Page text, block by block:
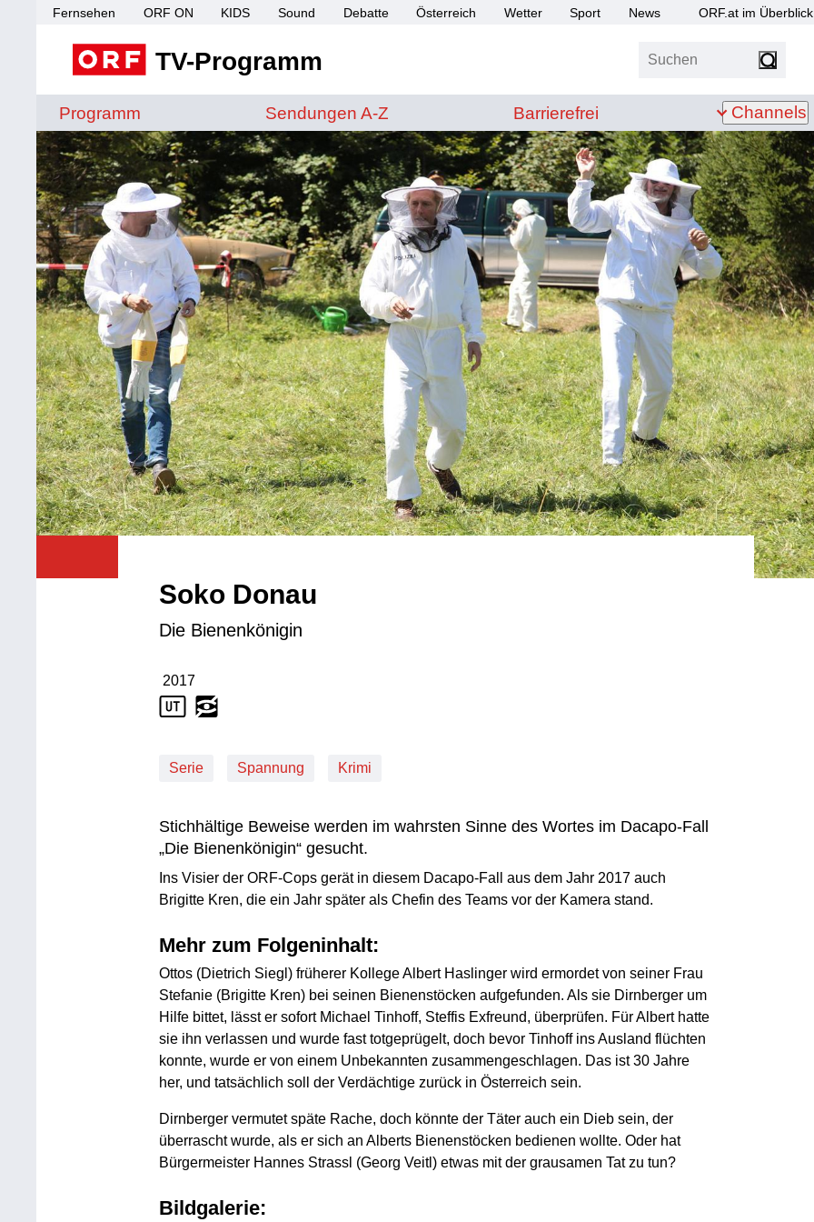
Fernsehen ORF ON KIDS Sound Debatte Österreich Wetter Sport News ORF.at im Überblick
TV-Programm Suchen
Programm Sendungen von A bis Z
Sendungen A-Z Barrierefrei
Barrierefrei Channels
Soko Donau
Die Bienenkönigin
Produktionsjahr: 2017
2017
Serie Spannung Krimi
Stichhältige Beweise werden im wahrsten Sinne des Wortes im Dacapo-Fall
„Die Bienenkönigin“ gesucht.
Ins Visier der ORF-Cops gerät in diesem Dacapo-Fall aus dem Jahr 2017 auch
Brigitte Kren, die ein Jahr später als Chefin des Teams vor der Kamera stand.
Mehr zum Folgeninhalt:
Ottos (Dietrich Siegl) früherer Kollege Albert Haslinger wird ermordet von seiner Frau
Stefanie (Brigitte Kren) bei seinen Bienenstöcken aufgefunden. Als sie Dirnberger um
Hilfe bittet, lässt er sofort Michael Tinhoff, Steffis Exfreund, überprüfen. Für Albert hatte
sie ihn verlassen und wurde fast totgeprügelt, doch bevor Tinhoff ins Ausland flüchten
konnte, wurde er von einem Unbekannten zusammengeschlagen. Das ist 30 Jahre
her, und tatsächlich soll der Verdächtige zurück in Österreich sein.
Dirnberger vermutet späte Rache, doch könnte der Täter auch ein Dieb sein, der
überrascht wurde, als er sich an Alberts Bienenstöcken bedienen wollte. Oder hat
Bürgermeister Hannes Strassl (Georg Veitl) etwas mit der grausamen Tat zu tun?
Bildgalerie: